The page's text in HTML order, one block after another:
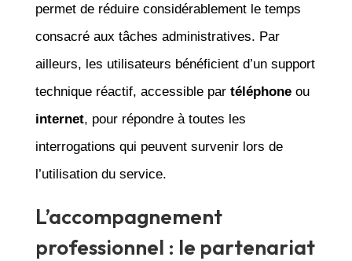
permet de réduire considérablement le temps
consacré aux tâches administratives. Par
ailleurs, les utilisateurs bénéficient d’un support
technique réactif, accessible par téléphoneou
internet, pour répondre à toutes les
interrogations qui peuvent survenir lors de
l’utilisation du service.
L’accompagnement
professionnel : le partenariat